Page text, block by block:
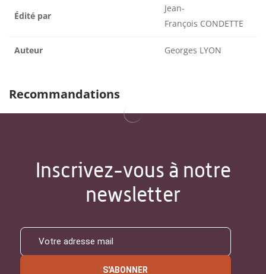
Édité par
Jean-
François CONDETTE
Auteur Georges LYON
Recommandations
Inscrivez-vous à notre
newsletter
S'ABONNER